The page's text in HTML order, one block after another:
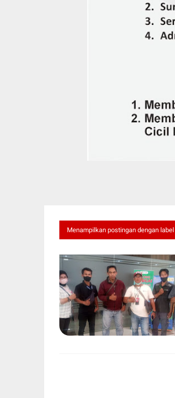
Menampilkan postingan dengan label